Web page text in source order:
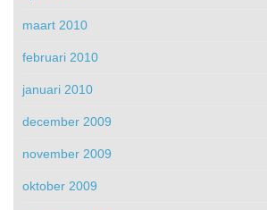
maart 2010
februari 2010
januari 2010
december 2009
november 2009
oktober 2009